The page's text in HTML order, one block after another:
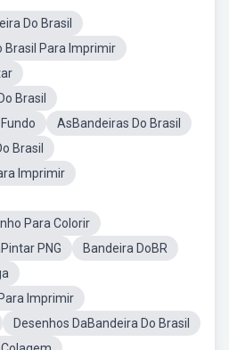
Do Brasil
Brasil Para Imprimir
Brasil
AsBandeiras Do Brasil
Brasil
Imprimir
Para Colorir
PNG
Bandeira DoBR
Imprimir
Desenhos DaBandeira Do Brasil